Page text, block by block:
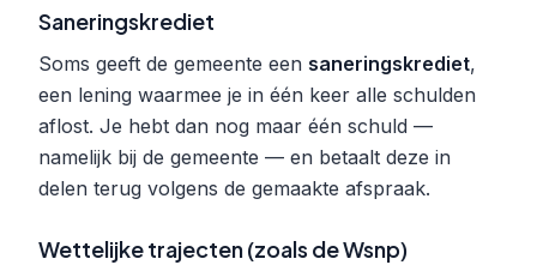
Saneringskrediet
Soms geeft de gemeente een saneringskrediet,
een lening waarmee je in één keer alle schulden
aflost. Je hebt dan nog maar één schuld —
namelijk bij de gemeente — en betaalt deze in
delen terug volgens de gemaakte afspraak.
Wettelijke trajecten (zoals de Wsnp)